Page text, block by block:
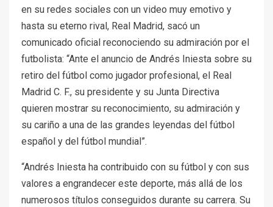
en su redes sociales con un video muy emotivo y
hasta su eterno rival, Real Madrid, sacó un
comunicado oficial reconociendo su admiración por el
futbolista: “Ante el anuncio de Andrés Iniesta sobre su
retiro del fútbol como jugador profesional, el Real
Madrid C. F., su presidente y su Junta Directiva
quieren mostrar su reconocimiento, su admiración y
su cariño a una de las grandes leyendas del fútbol
español y del fútbol mundial”.
“Andrés Iniesta ha contribuido con su fútbol y con sus
valores a engrandecer este deporte, más allá de los
numerosos títulos conseguidos durante su carrera. Su